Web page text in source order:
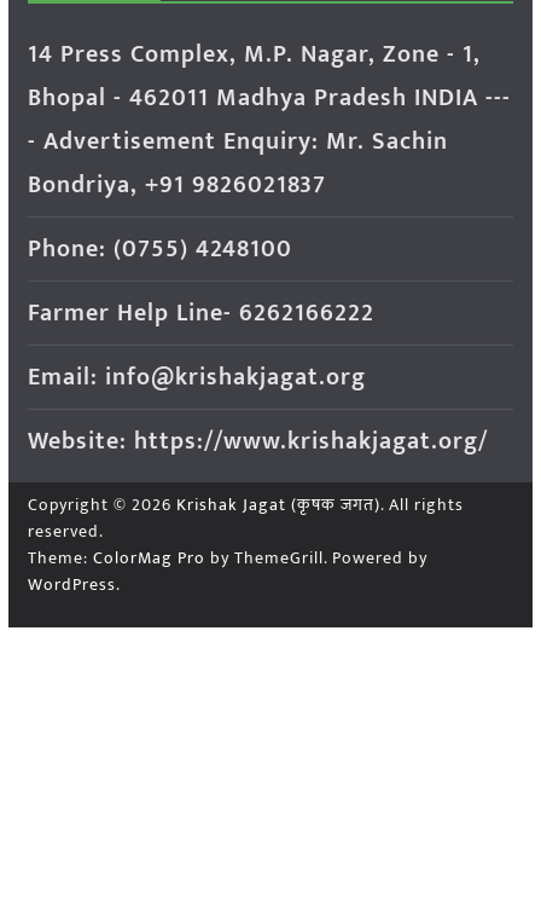
14 Press Complex, M.P. Nagar, Zone - 1,
Bhopal - 462011 Madhya Pradesh INDIA ---
- Advertisement Enquiry: Mr. Sachin
Bondriya, +91 9826021837
Phone: (0755) 4248100
Farmer Help Line- 6262166222
Email: info@krishakjagat.org
Website: https://www.krishakjagat.org/
Copyright © 2026 Krishak Jagat (कृषक जगत). All rights
reserved.
Theme: ColorMag Pro by ThemeGrill. Powered by
WordPress.